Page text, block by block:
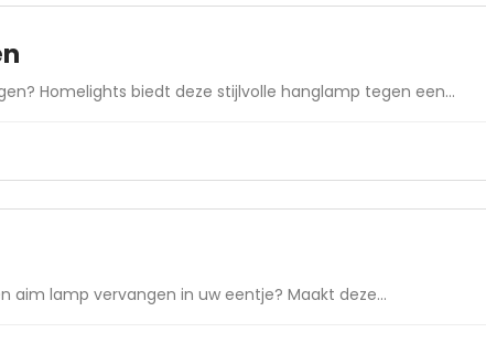
Homelights biedt deze stijlvolle hanglamp tegen een...
aim lamp vervangen in uw eentje? Maakt deze...